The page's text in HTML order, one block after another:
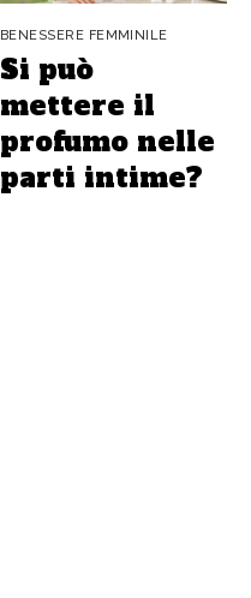
BENESSERE FEMMINILE
Si può
mettere il
profumo nelle
parti intime?